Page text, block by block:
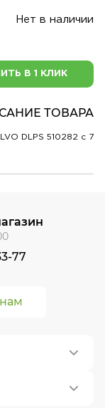
Нет в наличии
В 1 КЛИК
ТОВАРА
DLPS 510282 c 7
77